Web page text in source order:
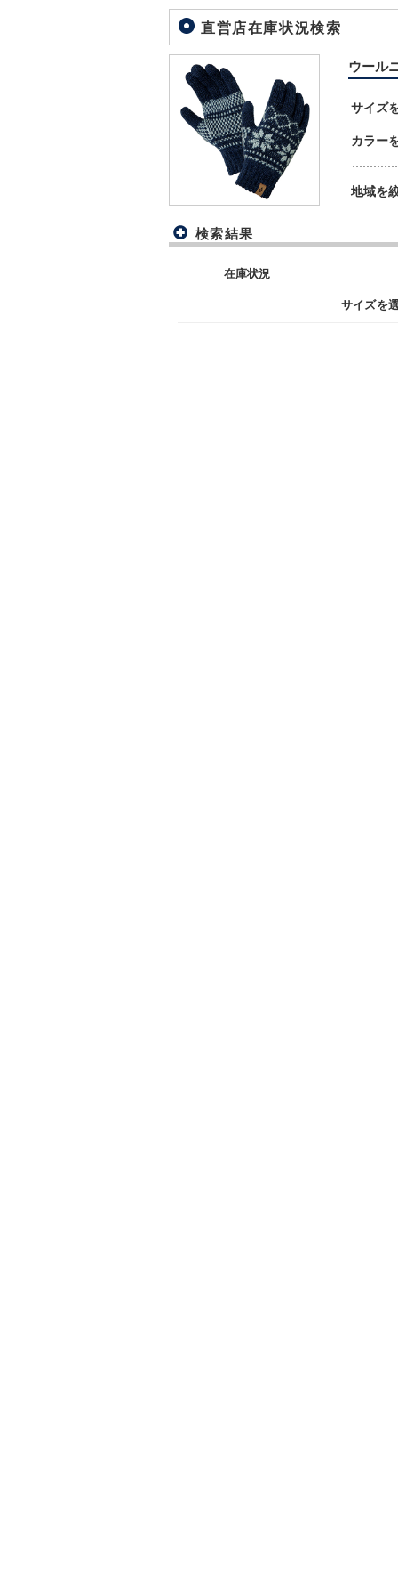
直営店在庫状況検索
ウール
サイズ
カラー
地域を
検索結果
在庫状況
サイズを